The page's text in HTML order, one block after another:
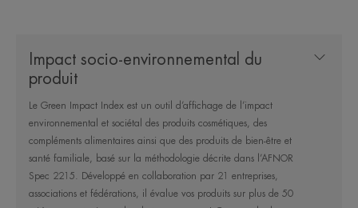
Le meilleur émollient est celui qui
routine quotidienne du patient. Il
ne suffit pas qu’il soit efficace : il
doit aussi offrir une texture
agréable qui incite à une
Impact socio-environnemental du
produit
Le Green Impact Index est un outil d’affichage de l’impact
environnemental et sociétal des produits cosmétiques, des
compléments alimentaires ainsi que des produits de bien-être et
santé familiale, basé sur la méthodologie décrite dans l’AFNOR
Spec 2215. Développé en collaboration par 21 entreprises,
associations et fédérations, il évalue vos produits sur plus de 50